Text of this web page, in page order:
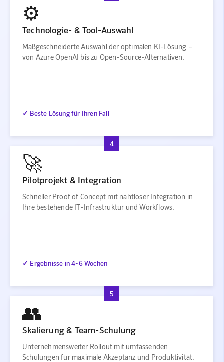
⚙️
Technologie- & Tool-Auswahl
Maßgeschneiderte Auswahl der optimalen KI-Lösung –
von Azure OpenAI bis zu Open-Source-Alternativen.
✓ Beste Lösung für Ihren Fall
4
🚀
Pilotprojekt & Integration
Schneller Proof of Concept mit nahtloser Integration in
Ihre bestehende IT-Infrastruktur und Workflows.
✓ Ergebnisse in 4-6 Wochen
5
👥
Skalierung & Team-Schulung
Unternehmensweiter Rollout mit umfassenden
Schulungen für maximale Akzeptanz und Produktivität.